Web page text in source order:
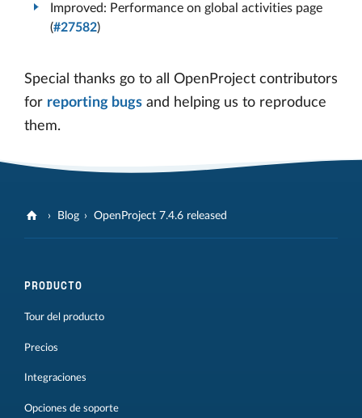
Improved: Performance on global activities page
(#27582)
Special thanks go to all OpenProject contributors
for reporting bugs and helping us to reproduce
them.
Blog OpenProject 7.4.6 released
PRODUCTO
Tour del producto
Precios
Integraciones
Opciones de soporte